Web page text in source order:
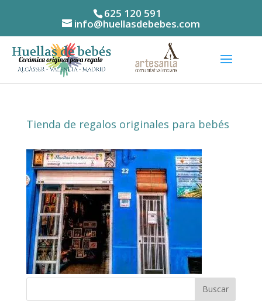
625 120 591
info@huellasdebebes.com
Tienda de regalos originales para bebés